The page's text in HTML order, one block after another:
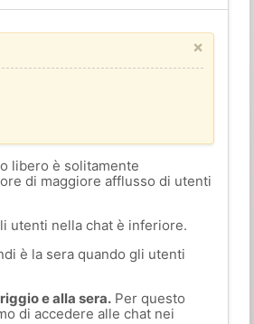
×
libero è solitamente
di maggiore afflusso di utenti
utenti nella chat è inferiore.
è la sera quando gli utenti
e alla sera.Per questo
di accedere alle chat nei